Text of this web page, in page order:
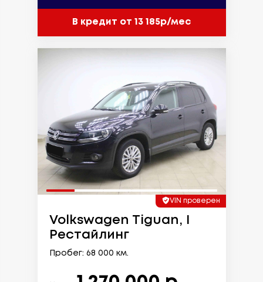
В кредит от 13 185р/мес
VIN проверен
Volkswagen Tiguan, I
Рестайлинг
Пробег: 68 000 км.